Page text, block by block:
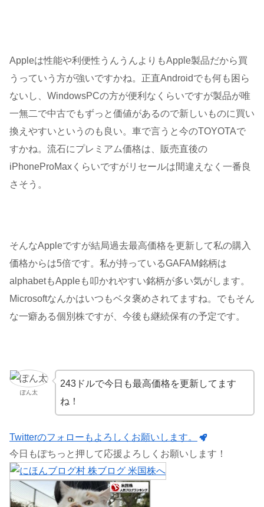
Appleは性能や利便性うんうんよりもApple製品だから買
うっていう方が強いですかね。正直Androidでも何も困ら
ないし、WindowsPCの方が便利なくらいですが製品が唯
一無二で中古でもずっと価値があるので新しいものに買い
換えやすいというのも良い。車で言うと今のTOYOTAで
すかね。流石にプレミアム価格は、販売直後の
iPhoneProMaxくらいですがリセールは間違えなく一番良
さそう。
そんなAppleですが結局過去最高価格を更新して私の購入
価格からは5倍です。私が持っているGAFAM銘柄は
alphabetもAppleも叩かれやすい銘柄が多い気がします。
Microsoftなんかはいつもベタ褒めされてますね。でもそん
な一癖ある個別株ですが、今後も継続保有の予定です。
ぽん太
243ドルで今日も最高価格を更新してます
ね！
Twitterのフォローもよろしくお願いします。
今日もぽちっと押して応援よろしくお願いします！